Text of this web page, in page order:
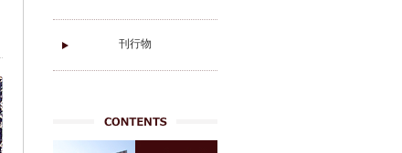
刊行物